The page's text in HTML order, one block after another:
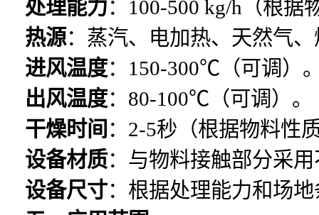
处理能力：100-500 kg/h（根据
热源：蒸汽、电加热、天然气
进风温度：150-300℃（可调）
出风温度：80-100℃（可调）。
干燥时间 ：2-5秒（根据物料性
设备材质：与物料接触部分采
设备尺寸：根据处理能力和场